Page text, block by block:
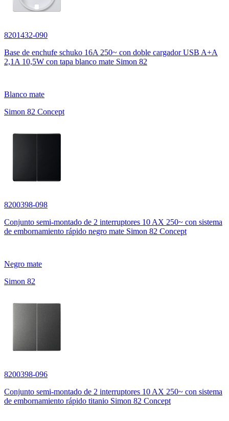
8201432-090
Base de enchufe schuko 16A 250~ con doble cargador USB A+A
2,1A 10,5W con tapa blanco mate Simon 82
Blanco mate
Simon 82 Concept
8200398-098
Conjunto semi-montado de 2 interruptores 10 AX 250~ con sistema
de embornamiento rápido negro mate Simon 82 Concept
Negro mate
Simon 82
8200398-096
Conjunto semi-montado de 2 interruptores 10 AX 250~ con sistema
de embornamiento rápido titanio Simon 82 Concept